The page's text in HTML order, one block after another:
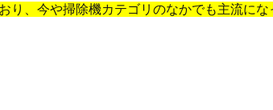
り、今や掃除機カテゴリのなかでも主流にな